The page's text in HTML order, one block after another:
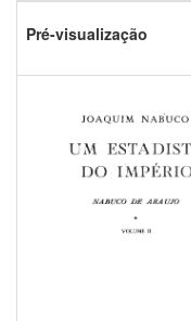
Pré-visualização